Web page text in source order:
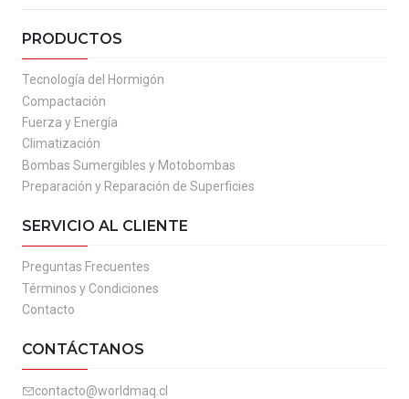
PRODUCTOS
Tecnología del Hormigón
Compactación
Fuerza y Energía
Climatización
Bombas Sumergibles y Motobombas
Preparación y Reparación de Superficies
SERVICIO AL CLIENTE
Preguntas Frecuentes
Términos y Condiciones
Contacto
CONTÁCTANOS
contacto@worldmaq.cl